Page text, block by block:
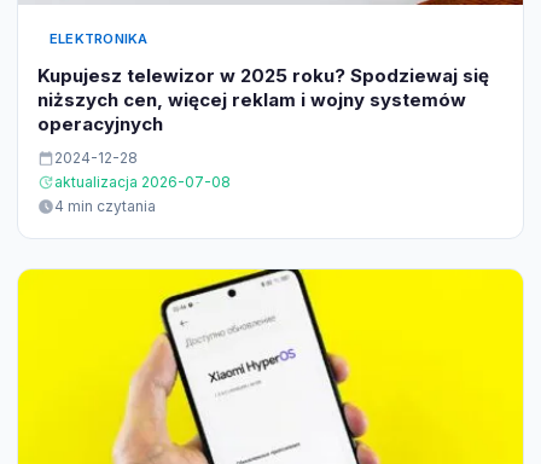
ELEKTRONIKA
Kupujesz telewizor w 2025 roku? Spodziewaj się
niższych cen, więcej reklam i wojny systemów
operacyjnych
2024-12-28
aktualizacja 2026-07-08
4 min czytania